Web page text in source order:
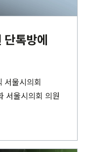
톡방에
서울시의회
서울시의회 의원
후 11시 53분,